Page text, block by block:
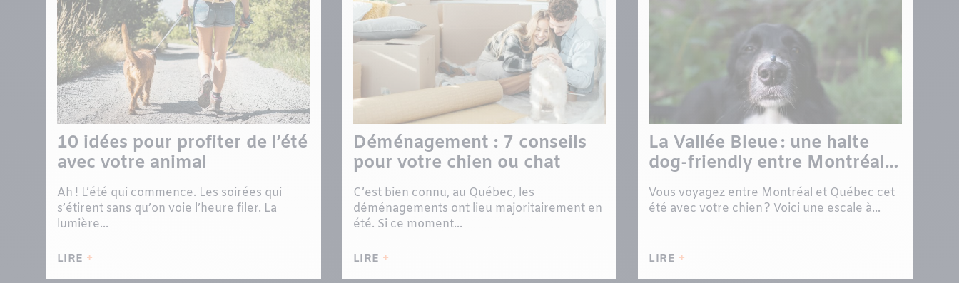
10 idées pour profiter de l’été
avec votre animal
Ah ! L’été qui commence. Les soirées qui
s’étirent sans qu’on voie l’heure filer. La
lumière...
LIRE
Déménagement : 7 conseils
pour votre chien ou chat
C’est bien connu, au Québec, les
déménagements ont lieu majoritairement en
été. Si ce moment...
LIRE
La Vallée Bleue : une halte
dog-friendly entre Montréal
et Québec
Vous voyagez entre Montréal et Québec cet
été avec votre chien ? Voici une escale à...
LIRE